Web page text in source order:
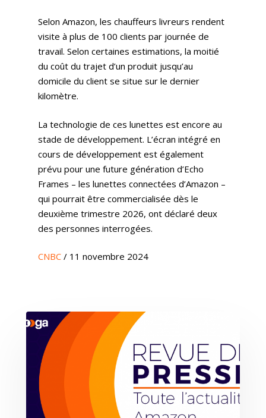
Selon Amazon, les chauffeurs livreurs rendent
visite à plus de 100 clients par journée de
travail. Selon certaines estimations, la moitié
du coût du trajet d’un produit jusqu’au
domicile du client se situe sur le dernier
kilomètre.
La technologie de ces lunettes est encore au
stade de développement. L’écran intégré en
cours de développement est également
prévu pour une future génération d’Echo
Frames – les lunettes connectées d’Amazon –
qui pourrait être commercialisée dès le
deuxième trimestre 2026, ont déclaré deux
des personnes interrogées.
CNBC / 11 novembre 2024
Expertises
Stratégie
Solutions